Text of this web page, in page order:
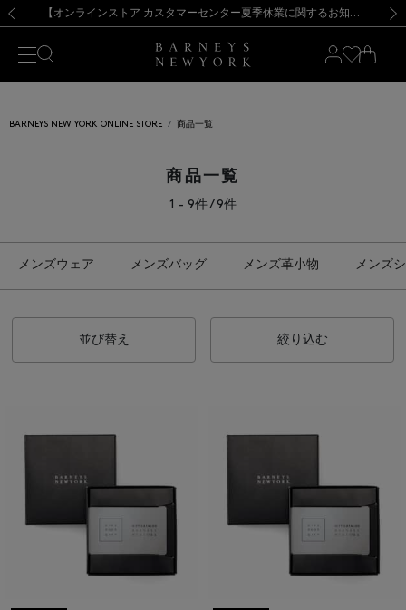
新規登録のお客様も対象！＜MY BARNEYS＞会員のお客様は11,000円（税込）以上のお買上げで常時送料無料！お買い物の際は会員登録を！
【夏季休業に伴う出荷一時停止のお知らせ】(2026.8.7) 【オンラインストア カスタマーセンター夏季休業に関するお知らせ】（2026.8.7）
【夏季休業に伴う返品・交換承り一時停止のお知らせ】（2026.8.5）
熊本県を中心とした地震の影響によるお荷物のお届けについて
【開催中】SUMMER SALEのご案内・ご注意事項 新規登録のお客様も対象！＜MY BARNEYS＞会員のお客様は11,000円（税込）以上のお買上げで常時送料無料！お買い物の際は会員登録を！
【夏季休業に伴う出荷一時停止のお知らせ】(2026.8.7)
BARNEYS NEW YORK ONLINE STORE 商品一覧
商品一覧
1 - 9件 / 9件
メンズウェア メンズバッグ メンズ革小物 メンズ
並び替え 絞り込む